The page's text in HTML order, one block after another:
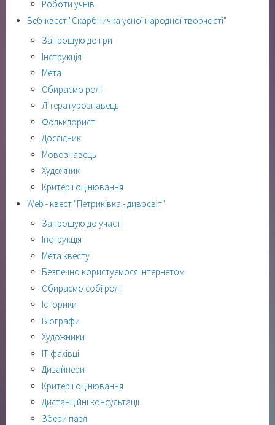
Роботи учнів
Веб-квест "Скарбничка усної народної творчості"
Запрошую до гри
Інструкція
Мета
Обираємо ролі
Літературознавець
Фольклорист
Дослідник
Мовознавець
Художник
Критерії оцінювання
Web - квест "Петриківка - дивосвіт"
Запрошую до участі
Інструкція
Мета квесту
Безпечно користуємося Інтернетом
Обираємо собі ролі
Історики
Біографи
Художники
ІТ-фахівці
Дизайнери
Критерії оцінювання
Дистанційні консультації
Збери пазл